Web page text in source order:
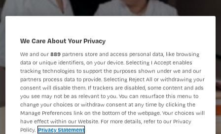
We Care About Your Privacy
We and our889 partners store and access personal data, like browsing
data or unique identifiers, on your device. Selecting I Accept enables
tracking technologies to support the purposes shown under we and our
partners process data to provide. Selecting Reject All or withdrawing your
consent will disable them. If trackers are disabled, some content and ads
you see may not be as relevant to you. You can resurface this menu to
change your choices or withdraw consent at any time by clicking the
Manage Preferences link on the bottom of the webpage. Your choices will
have effect within our Website. For more details, refer to our Privacy
Policy. Privacy Statement